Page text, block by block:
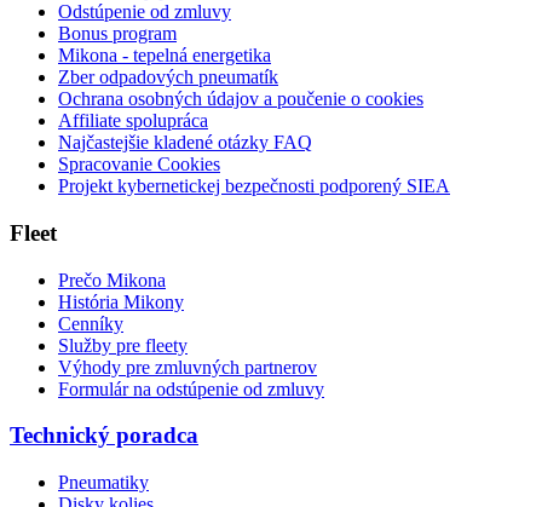
Odstúpenie od zmluvy
Bonus program
Mikona - tepelná energetika
Zber odpadových pneumatík
Ochrana osobných údajov a poučenie o cookies
Affiliate spolupráca
Najčastejšie kladené otázky FAQ
Spracovanie Cookies
Projekt kybernetickej bezpečnosti podporený SIEA
Fleet
Prečo Mikona
História Mikony
Cenníky
Služby pre fleety
Výhody pre zmluvných partnerov
Formulár na odstúpenie od zmluvy
Technický poradca
Pneumatiky